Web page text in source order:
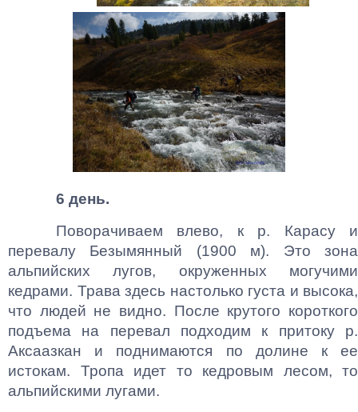
6 день.
Поворачиваем влево, к р. Карасу и
перевалу Безымянный (1900 м). Это зона
альпийских лугов, окруженных могучими
кедрами. Трава здесь настолько густа и высока,
что людей не видно. После крутого короткого
подъема на перевал подходим к притоку р.
Аксаазкан и поднимаются по долине к ее
истокам. Тропа идет то кедровым лесом, то
альпийскими лугами.